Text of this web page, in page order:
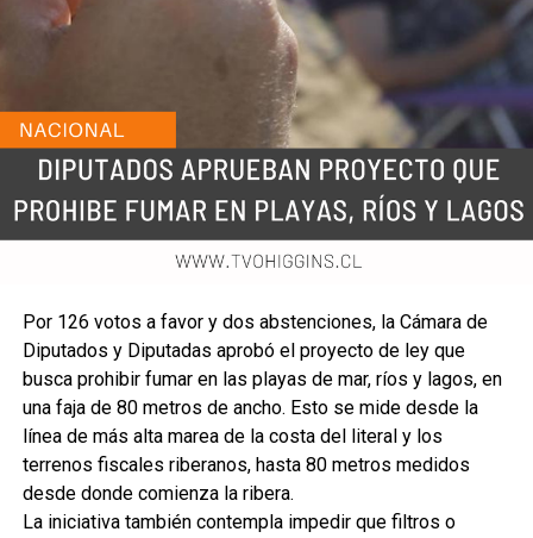
Por 126 votos a favor y dos abstenciones, la Cámara de
Diputados y Diputadas aprobó el proyecto de ley que
busca prohibir fumar en las playas de mar, ríos y lagos, en
una faja de 80 metros de ancho. Esto se mide desde la
línea de más alta marea de la costa del literal y los
terrenos fiscales riberanos, hasta 80 metros medidos
desde donde comienza la ribera.
La iniciativa también contempla impedir que filtros o